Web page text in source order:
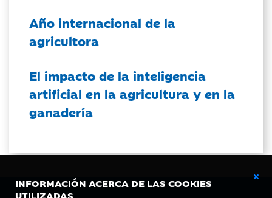
INFORMACIÓN ACERCA DE LAS COOKIES
UTILIZADAS
Año internacional de la
agricultora
El impacto de la inteligencia
artificial en la agricultura y en la
ganadería